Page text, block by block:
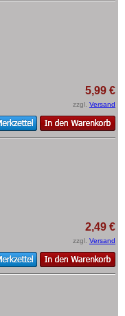
5,99 €
zzgl. Versand
2,49 €
zzgl. Versand